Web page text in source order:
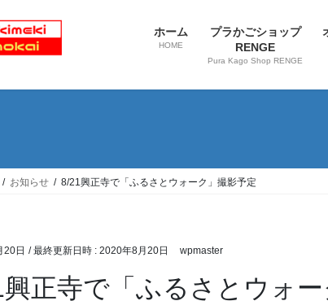
ホーム
HOME
プラかごショップ
RENGE
Pura Kago Shop RENGE
お知らせ 8/21興正寺で「ふるさとウォーク」撮影予定
20日 / 最終更新日時 : 2020年8月20日 wpmaster
正寺で「ふるさとウォ